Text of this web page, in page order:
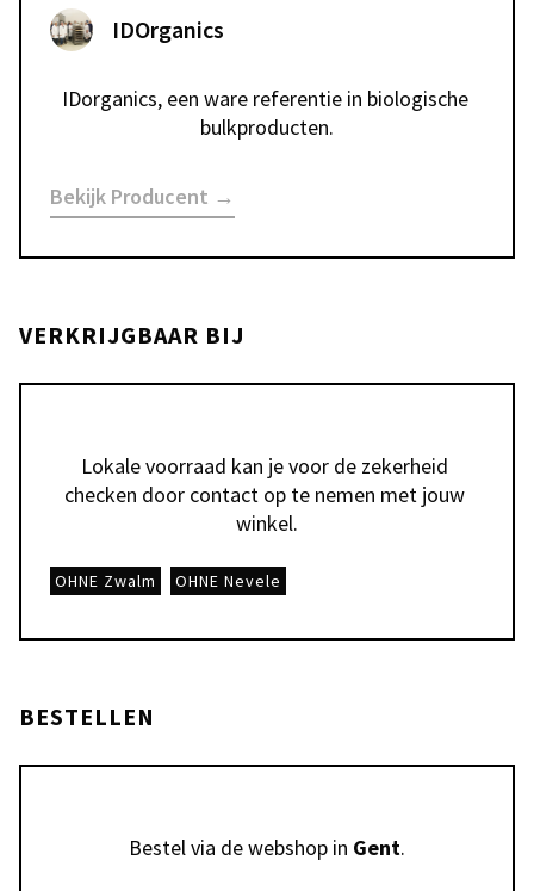
IDOrganics
IDorganics, een ware referentie in biologische
bulkproducten.
Bekijk Producent →
VERKRIJGBAAR BIJ
Lokale voorraad kan je voor de zekerheid
checken door contact op te nemen met jouw
winkel.
OHNE Zwalm OHNE Nevele
BESTELLEN
Bestel via de webshop in Gent.